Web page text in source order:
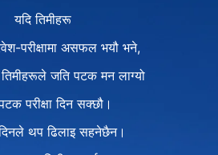
यदि तिमीहरू
परीक्षामा असफल भयौ भने,
जति पटक मन लाग्यो
परीक्षा दिन सक्छौ।
थप ढिलाइ सहनेछैन।